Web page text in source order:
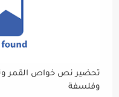
تحضير نص خواص القمر
وفلسفة